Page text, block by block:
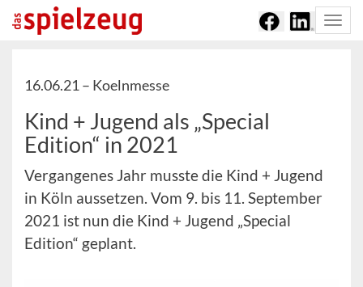
16.06.21 – Koelnmesse
Kind + Jugend als „Special
Edition“ in 2021
Vergangenes Jahr musste die Kind + Jugend
in Köln aussetzen. Vom 9. bis 11. September
2021 ist nun die Kind + Jugend „Special
Edition“ geplant.